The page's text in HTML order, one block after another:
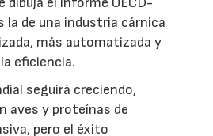
la de una industria cárnica
más automatizada y
eficiencia.
seguirá creciendo,
aves y proteínas de
pero el éxito